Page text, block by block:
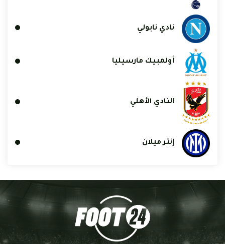
نادي نابولي
أولمبيك مارسيليا
النادي الأهلي
إنتر ميلان